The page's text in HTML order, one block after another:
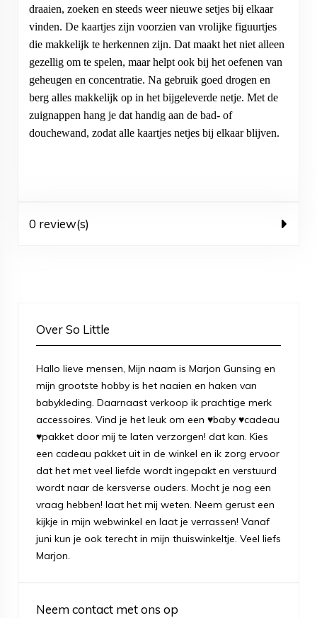
draaien, zoeken en steeds weer nieuwe setjes bij elkaar
vinden. De kaartjes zijn voorzien van vrolijke figuurtjes
die makkelijk te herkennen zijn. Dat maakt het niet alleen
gezellig om te spelen, maar helpt ook bij het oefenen van
geheugen en concentratie. Na gebruik goed drogen en
berg alles makkelijk op in het bijgeleverde netje. Met de
zuignappen hang je dat handig aan de bad- of
douchewand, zodat alle kaartjes netjes bij elkaar blijven.
0 review(s)
Over So Little
Hallo lieve mensen, Mijn naam is Marjon Gunsing en
mijn grootste hobby is het naaien en haken van
babykleding. Daarnaast verkoop ik prachtige merk
accessoires. Vind je het leuk om een ♥baby ♥cadeau
♥pakket door mij te laten verzorgen! dat kan. Kies
een cadeau pakket uit in de winkel en ik zorg ervoor
dat het met veel liefde wordt ingepakt en verstuurd
wordt naar de kersverse ouders. Mocht je nog een
vraag hebben! laat het mij weten. Neem gerust een
kijkje in mijn webwinkel en laat je verrassen! Vanaf
juni kun je ook terecht in mijn thuiswinkeltje. Veel liefs
Marjon.
Neem contact met ons op